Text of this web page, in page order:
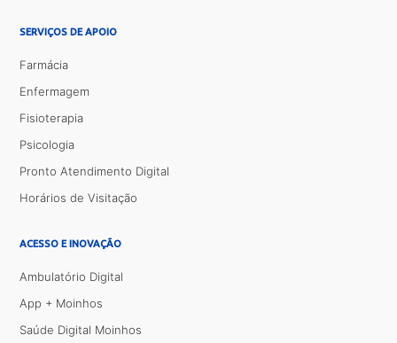
SERVIÇOS DE APOIO
Farmácia
Enfermagem
Fisioterapia
Psicologia
Pronto Atendimento Digital
Horários de Visitação
ACESSO E INOVAÇÃO
Ambulatório Digital
App + Moinhos
Saúde Digital Moinhos